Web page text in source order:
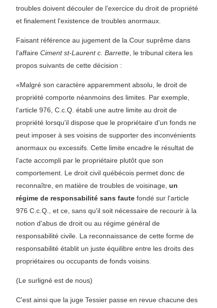
troubles doivent découler de l'exercice du droit de propriété
et finalement l'existence de troubles anormaux.
Faisant référence au jugement de la Cour suprême dans
l'affaire Ciment st-Laurent c. Barrette , le tribunal citera les
propos suivants de cette décision :
«Malgré son caractère apparemment absolu, le droit de
propriété comporte néanmoins des limites. Par exemple,
l'article 976, C.c.Q. établi une autre limite au droit de
propriété lorsqu'il dispose que le propriétaire d'un fonds ne
peut imposer à ses voisins de supporter des inconvénients
anormaux ou excessifs. Cette limite encadre le résultat de
l'acte accompli par le propriétaire plutôt que son
comportement. Le droit civil québécois permet donc de
reconnaître, en matière de troubles de voisinage, un
régime de responsabilité sans faute fondé sur l'article
976 C.c.Q., et ce, sans qu'il soit nécessaire de recourir à la
notion d'abus de droit ou au régime général de
responsabilité civile. La reconnaissance de cette forme de
responsabilité établit un juste équilibre entre les droits des
propriétaires ou occupants de fonds voisins.
(Le surligné est de nous)
C'est ainsi que la juge Tessier passe en revue chacune des